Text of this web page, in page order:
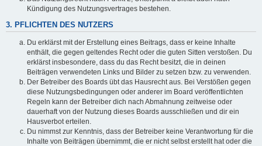
Kündigung des Nutzungsvertrages bestehen.
3. PFLICHTEN DES NUTZERS
Du erklärst mit der Erstellung eines Beitrags, dass er keine Inhalte
enthält, die gegen geltendes Recht oder die guten Sitten verstoßen. Du
erklärst insbesondere, dass du das Recht besitzt, die in deinen
Beiträgen verwendeten Links und Bilder zu setzen bzw. zu verwenden.
Der Betreiber des Boards übt das Hausrecht aus. Bei Verstößen gegen
diese Nutzungsbedingungen oder anderer im Board veröffentlichten
Regeln kann der Betreiber dich nach Abmahnung zeitweise oder
dauerhaft von der Nutzung dieses Boards ausschließen und dir ein
Hausverbot erteilen.
Du nimmst zur Kenntnis, dass der Betreiber keine Verantwortung für die
Inhalte von Beiträgen übernimmt, die er nicht selbst erstellt hat oder die